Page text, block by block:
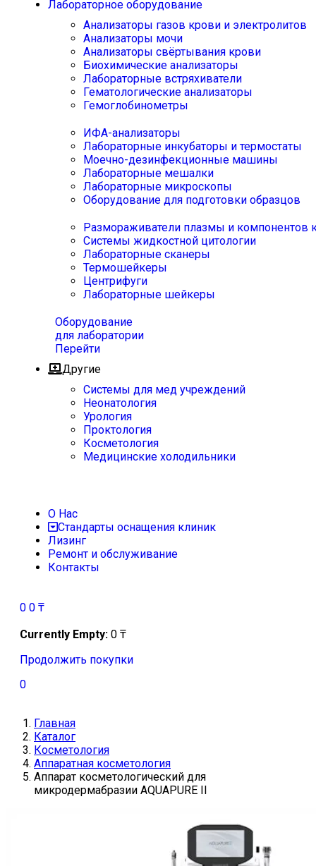
Лабораторное оборудование
Анализаторы газов крови и электролитов
Анализаторы мочи
Анализаторы свёртывания крови
Биохимические анализаторы
Лабораторные встряхиватели
Гематологические анализаторы
Гемоглобинометры
ИФА-анализаторы
Лабораторные инкубаторы и термостаты
Моечно-дезинфекционные машины
Лабораторные мешалки
Лабораторные микроскопы
Оборудование для подготовки образцов
Размораживатели плазмы и компонентов
Системы жидкостной цитологии
Лабораторные сканеры
Термошейкеры
Центрифуги
Лабораторные шейкеры
Оборудование
для лаборатории
Перейти
Другие
Системы для мед учреждений
Неонатология
Урология
Проктология
Косметология
Медицинские холодильники
О Нас
Стандарты оснащения клиник
Лизинг
Ремонт и обслуживание
Контакты
0 0 ₸
Currently Empty: 0 ₸
Продолжить покупки
0
Главная
Каталог
Косметология
Аппаратная косметология
Аппарат косметологический для
микродермабразии AQUAPURE II